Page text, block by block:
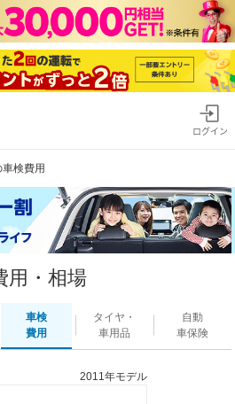
ログイン
車検費用
用・相場
車検
費用
タイヤ・
車用品
自動
車保険
2011年モデル